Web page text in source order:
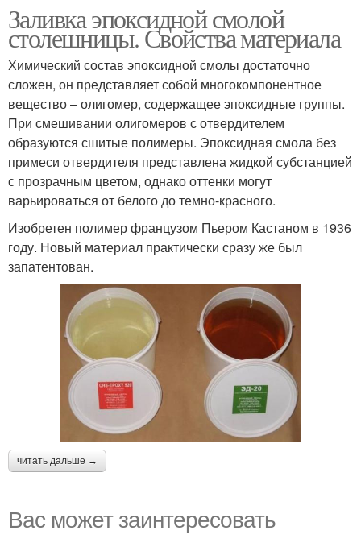
Заливка эпоксидной смолой
столешницы. Свойства материала
Химический состав эпоксидной смолы достаточно
сложен, он представляет собой многокомпонентное
вещество – олигомер, содержащее эпоксидные группы.
При смешивании олигомеров с отвердителем
образуются сшитые полимеры. Эпоксидная смола без
примеси отвердителя представлена жидкой субстанцией
с прозрачным цветом, однако оттенки могут
варьироваться от белого до темно-красного.
Изобретен полимер французом Пьером Кастаном в 1936
году. Новый материал практически сразу же был
запатентован.
читать дальше →
Вас может заинтересовать